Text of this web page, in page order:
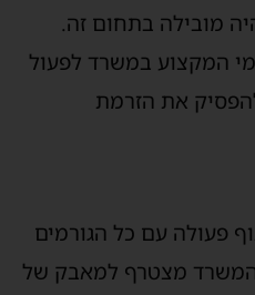
בתחום זה.
במשרד לפעול
את הזרמת
עם כל הגורמים
מצטרף למאבק של